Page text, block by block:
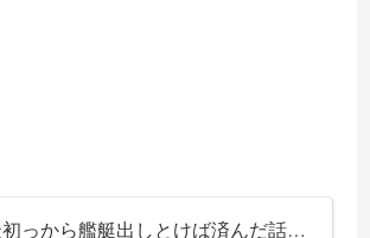
っから艦艇出しとけば済んだ話…